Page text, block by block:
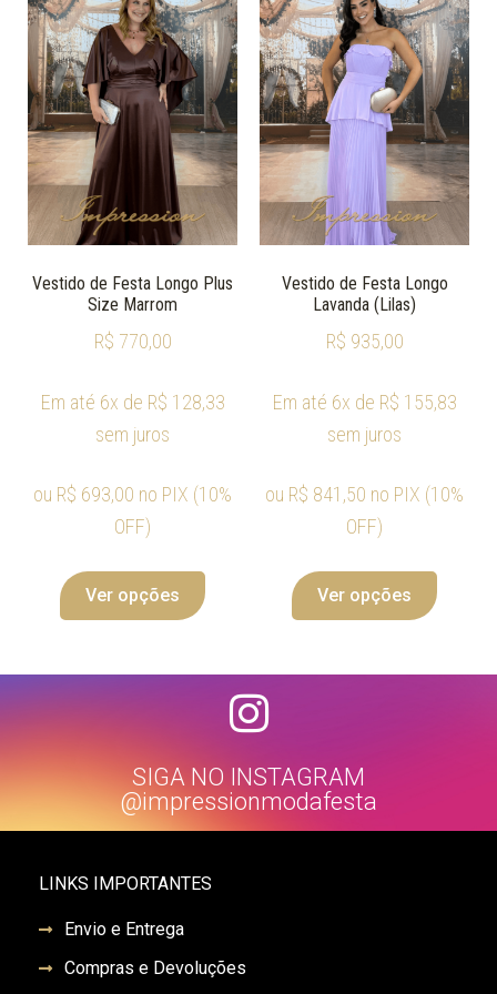
Vestido de Festa Longo Plus
Size Marrom
R$ 770,00
Em até 6x de R$ 128,33
sem juros
ou R$ 693,00 no PIX (10%
OFF)
Ver opções
Vestido de Festa Longo
Lavanda (Lilas)
R$ 935,00
Em até 6x de R$ 155,83
sem juros
ou R$ 841,50 no PIX (10%
OFF)
Ver opções
SIGA NO INSTAGRAM
@impressionmodafesta
LINKS IMPORTANTES
Envio e Entrega
Compras e Devoluções